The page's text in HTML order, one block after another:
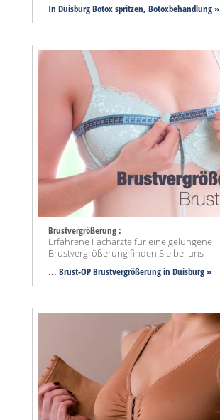
In Duisburg Botox spritzen, Botoxbehandlung »
Brustvergrößerung :
Erfahrene Fachärzte für eine gelungene
Brustvergrößerung finden Sie bei uns ...
... Brust-OP Brustvergrößerung in Duisburg »